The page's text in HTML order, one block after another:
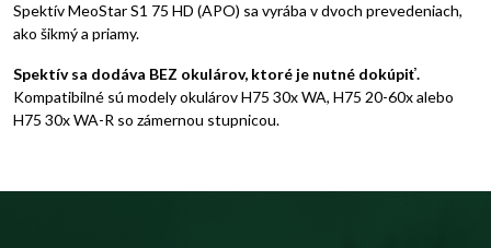
Spektív MeoStar S1 75 HD (APO) sa vyrába v dvoch prevedeniach,
ako šikmý a priamy.
Spektív sa dodáva BEZ okulárov, ktoré je nutné dokúpiť.
Kompatibilné sú modely okulárov H75 30x WA, H75 20-60x alebo
H75 30x WA-R so zámernou stupnicou.